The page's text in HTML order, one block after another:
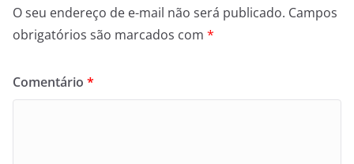
O seu endereço de e-mail não será publicado. Campos
obrigatórios são marcados com *
Comentário *